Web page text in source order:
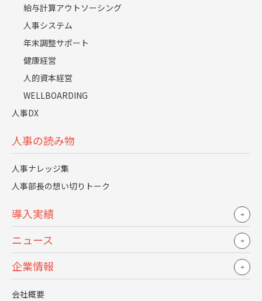
給与計算アウトソーシング
人事システム
年末調整サポート
健康経営
人的資本経営
WELLBOARDING
人事DX
人事の読み物
人事ナレッジ集
人事部長の想い切りトーク
導入実績
ニュース
企業情報
会社概要
然と後回しになりやすい傾向があります。成約率を高め、
選考結果を丁寧にフィードバックすることで、注力企業と
して優先されやすくなります。
なぜ今エージェントコントロー
ルが採用成功の鍵なのか
現在の採用市場では、人材の売り手市場化が進み、優秀な
人材の獲得競争が激化しています。
同時に、人材紹介会社も限られたリソースを「注力企業」
に集中させる傾向が強まっています。
このような環境下でのエージェントコントロールは、限ら
れたリソースで最大の採用成果を引き出すための戦略的ア
プローチであり、採用活動の質を根本から変える取り組み
です。